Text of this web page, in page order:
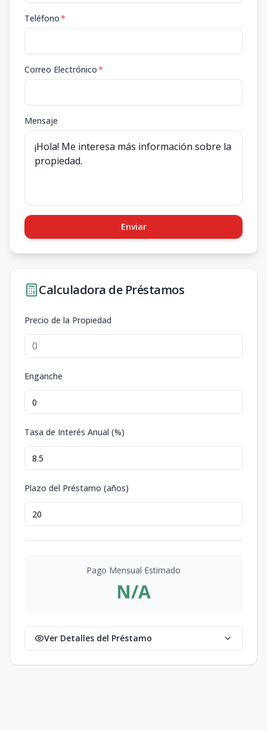
Teléfono*
Correo Electrónico*
Mensaje
Enviar
Calculadora de Préstamos
Precio de la Propiedad
Enganche
Tasa de Interés Anual (%)
Plazo del Préstamo (años)
Pago Mensual Estimado
N/A
Ver Detalles del Préstamo